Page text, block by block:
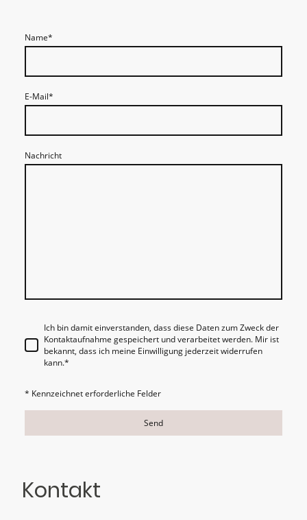
Name*
E-Mail*
Nachricht
Ich bin damit einverstanden, dass diese Daten zum Zweck der
Kontaktaufnahme gespeichert und verarbeitet werden. Mir ist
bekannt, dass ich meine Einwilligung jederzeit widerrufen
kann.*
* Kennzeichnet erforderliche Felder
Send
Kontakt